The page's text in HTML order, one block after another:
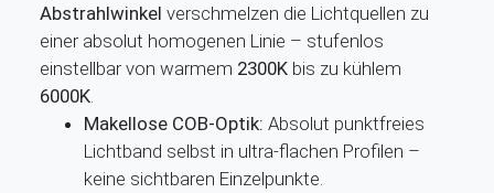
Abstrahlwinkel verschmelzen die Lichtquellen zu
einer absolut homogenen Linie – stufenlos
einstellbar von warmem 2300K bis zu kühlem
6000K
Makellose COB-Optik: Absolut punktfreies
Lichtband selbst in ultra-flachen Profilen –
keine sichtbaren Einzelpunkte.